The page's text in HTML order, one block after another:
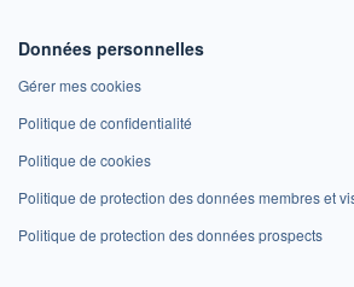
Données personnelles
Gérer mes cookies
Politique de confidentialité
Politique de cookies
Politique de protection des données membres et
Politique de protection des données prospects